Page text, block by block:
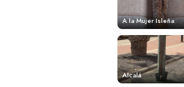
A la Mujer Isleña
Alcalá